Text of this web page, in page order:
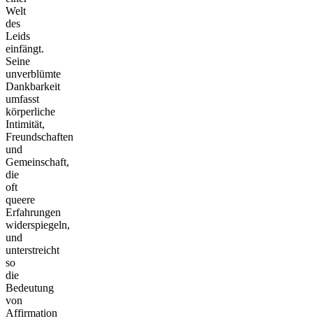
Welt
des
Leids
einfängt.
Seine
unverblümte
Dankbarkeit
umfasst
körperliche
Intimität,
Freundschaften
und
Gemeinschaft,
die
oft
queere
Erfahrungen
widerspiegeln,
und
unterstreicht
so
die
Bedeutung
von
Affirmation